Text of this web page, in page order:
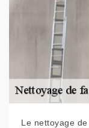
Le nettoyage